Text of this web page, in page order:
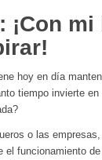
¡Con mi
hoy en día
tiempo invierte
o las
el funcionamiento